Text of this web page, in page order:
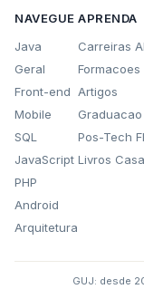
NAVEGUE
Java
Geral
Front-end
Mobile
SQL
JavaScript
PHP
Android
Arquitetura
APRENDA
Carreiras
Formacoes
Artigos
Graduacao
Pos-Tech
Livros
GUJ: desde